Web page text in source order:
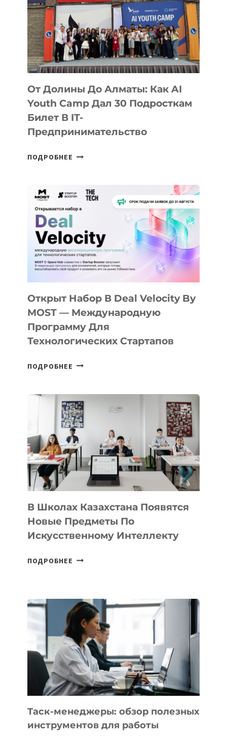
От Долины До Алматы: Как AI
Youth Camp Дал 30 Подросткам
Билет В IT-
Предпринимательство
ПОДРОБНЕЕ ОТ
АЛМАТЫ:
AI
YOUTH
CAMP
ДАЛ
30
ПОДРОСТКАМ
БИЛЕТ
ПРЕДПРИНИМАТЕЛЬСТВО
Открыт Набор В Deal Velocity By
MOST — Международную
Программу Для
Технологических Стартапов
ПОДРОБНЕЕ ОТКРЫТ
DEAL
VELOCITY
BY
MOST
—
МЕЖДУНАРОДНУЮ
ПРОГРАММУ
ДЛЯ
ТЕХНОЛОГИЧЕСКИХ
В Школах Казахстана Появятся
Новые Предметы По
Искусственному Интеллекту
ПОДРОБНЕЕ В
НОВЫЕ
ПРЕДМЕТЫ
ПО
ИСКУССТВЕННОМУ
ИНТЕЛЛЕКТУ
Таск-менеджеры: обзор полезных
инструментов для работы